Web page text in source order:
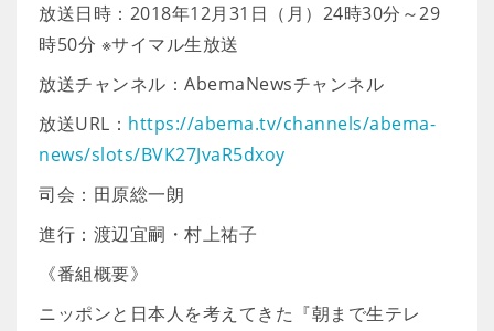
放送日時：2018年12月31日（月）24時30分～29
時50分 ※サイマル生放送
放送チャンネル：AbemaNewsチャンネル
放送URL： https://abema.tv/channels/abema-
news/slots/BVK27JvaR5dxoy
司会：田原総一朗
進行：渡辺宜嗣・村上祐子
《番組概要》
ニッポンと日本人を考えてきた『朝まで生テレ